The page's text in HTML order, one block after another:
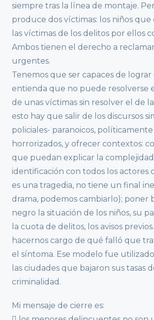
siempre tras la línea de montaje.
produce dos víctimas: los niños
las víctimas de los delitos por ellos
Ambos tienen el derecho a
urgentes.
Tenemos que ser capaces de lograr
entienda que no puede resolverse
de unas víctimas sin resolver el de
esto hay que salir de los discursos
policiales- paranoicos,
horrorizados, y ofrecer contextos:
que puedan explicar la
identificación con todos los actores
es una tragedia, no tiene un final
drama, podemos cambiarlo); poner
negro la situación de los niños, su
la cuota de delitos, los avisos
hacernos cargo de qué falló que
el síntoma. Ese modelo fue
las ciudades que bajaron sus tasas
criminalidad.
Mi mensaje de cierre es: